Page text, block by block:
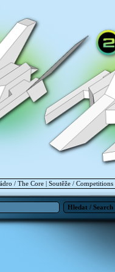
/ The Core| Soutěže / Competitions|
Hledat / Search